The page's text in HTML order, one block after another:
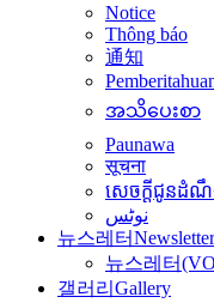
Notice
Thông báo
通知
အသိပေးစာ
Paunawa
सूचना
សេចក្តីជូនដំ
نوٹس
뉴스레터Newsletter
뉴스레터
갤러리 Gallery